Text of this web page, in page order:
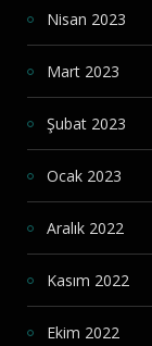
Nisan 2023
Mart 2023
Şubat 2023
Ocak 2023
Aralık 2022
Kasım 2022
Ekim 2022